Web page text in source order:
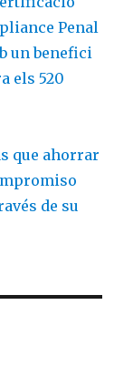
Penal
un benefici
els 520
que ahorrar
de su